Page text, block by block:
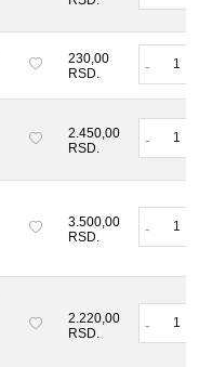
230,00
RSD.
-
2.450,00
RSD.
-
3.500,00
RSD.
-
2.220,00
RSD.
-